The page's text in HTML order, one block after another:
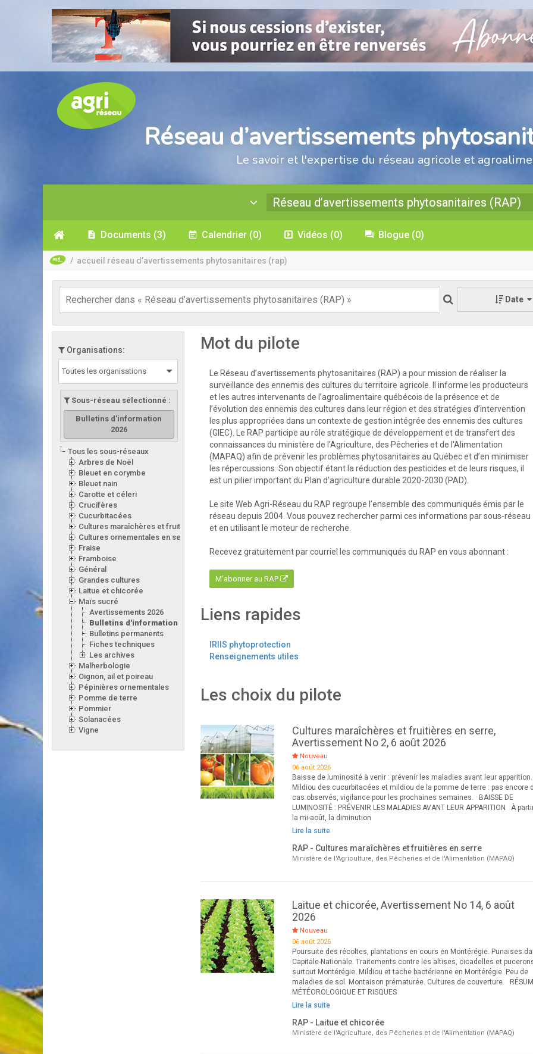
Réseau d’avertissements
Le savoir et l'expertise du réseau agricole et
Réseau d’avertissements phytosanitaires (RAP)
Documents (3) Calendrier (0) Vidéos (0) Blogue (0)
/ accueil réseau d’avertissements phytosanitaires (rap)
Date
Organisations:
Toutes les organisations
Sous-réseau sélectionné :
Bulletins d'information
2026
Tous les sous-réseaux
Arbres de Noël
Bleuet en corymbe
Bleuet nain
Carotte et céleri
Crucifères
Cucurbitacées
Cultures maraîchères et fruitières en serre
Cultures ornementales en serre
Fraise
Framboise
Général
Grandes cultures
Laitue et chicorée
Maïs sucré
Avertissements 2026
Bulletins d'information 2026
Bulletins permanents
Fiches techniques
Les archives
Malherbologie
Oignon, ail et poireau
Pépinières ornementales
Pomme de terre
Pommier
Solanacées
Vigne
Mot du pilote
Le Réseau d’avertissements phytosanitaires (RAP) a pour mission de réaliser la
surveillance des ennemis des cultures du territoire agricole. Il informe les producteurs
et les autres intervenants de l’agroalimentaire québécois de la présence et de
l’évolution des ennemis des cultures dans leur région et des stratégies d’intervention
les plus appropriées dans un contexte de gestion intégrée des ennemis des cultures
(GIEC). Le RAP participe au rôle stratégique de développement et de transfert des
connaissances du ministère de l'Agriculture, des Pêcheries et de l'Alimentation
(MAPAQ) afin de prévenir les problèmes phytosanitaires au Québec et d’en minimiser
les répercussions. Son objectif étant la réduction des pesticides et de leurs risques, il
est un pilier important du Plan d’agriculture durable 2020-2030 (PAD).
Le site Web Agri-Réseau du RAP regroupe l’ensemble des communiqués émis par le
réseau depuis 2004. Vous pouvez rechercher parmi ces informations par sous-réseau
et en utilisant le moteur de recherche.
Recevez gratuitement par courriel les communiqués du RAP en vous abonnant :
M'abonner au RAP
Liens rapides
IRIIS phytoprotection
Renseignements utiles
Les choix du pilote
Cultures maraîchères et fruitières en serre,
Avertissement No 2, 6 août 2026
Nouveau
06 août 2026
Baisse de luminosité à venir : prévenir les maladies avant leur apparition.
Mildiou des cucurbitacées et mildiou de la pomme de terre : pas encore
cas observés, vigilance pour les prochaines semaines. BAISSE DE
LUMINOSITÉ : PRÉVENIR LES MALADIES AVANT LEUR APPARITION À
la mi-août, la diminution
Lire la suite
RAP - Cultures maraîchères et fruitières en serre
Ministère de l'Agriculture, des Pêcheries et de l'Alimentation (MAPAQ)
Laitue et chicorée, Avertissement No 14, 6 août
2026
Nouveau
06 août 2026
Poursuite des récoltes, plantations en cours en Montérégie. Punaises
Capitale-Nationale. Traitements contre les altises, cicadelles et
surtout Montérégie. Mildiou et tache bactérienne en Montérégie. Peu de
maladies de sol. Montaison prématurée. Cultures de couverture.
MÉTÉOROLOGIQUE ET RISQUES
Lire la suite
RAP - Laitue et chicorée
Ministère de l'Agriculture, des Pêcheries et de l'Alimentation (MAPAQ)